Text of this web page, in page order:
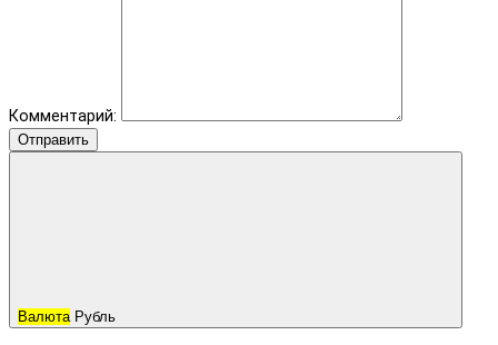
Комментарий:
Отправить
Валюта Рубль